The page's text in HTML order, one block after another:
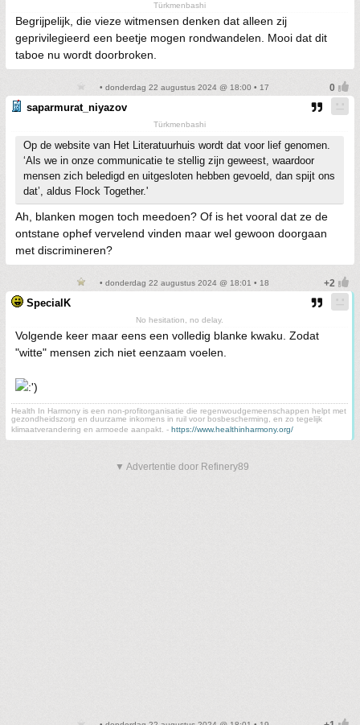
Türkmenbashi
Begrijpelijk, die vieze witmensen denken dat alleen zij
geprivilegieerd een beetje mogen rondwandelen. Mooi dat dit
taboe nu wordt doorbroken.
• donderdag 22 augustus 2024 @ 18:00 • 17
saparmurat_niyazov
Türkmenbashi
Op de website van Het Literatuurhuis wordt dat voor lief genomen.
‘Als we in onze communicatie te stellig zijn geweest, waardoor
mensen zich beledigd en uitgesloten hebben gevoeld, dan spijt ons
dat’, aldus Flock Together.'
Ah, blanken mogen toch meedoen? Of is het vooral dat ze de
ontstane ophef vervelend vinden maar wel gewoon doorgaan
met discrimineren?
• donderdag 22 augustus 2024 @ 18:01 • 18
SpecialK
No hesitation, no delay.
Volgende keer maar eens een volledig blanke kwaku. Zodat
"witte" mensen zich niet eenzaam voelen.
Health In Harmony is een non-profitorganisatie die regenwoudgemeenschappen helpt met
gezondheidszorg en duurzame inkomens in ruil voor bosbescherming, en zo tegelijk
klimaatverandering en armoede aanpakt. - https://www.healthinharmony.org/
▼ Advertentie door Refinery89